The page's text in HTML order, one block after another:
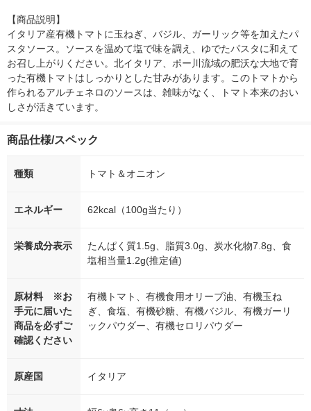
【商品説明】
イタリア産有機トマトに玉ねぎ、バジル、ガーリック等を加えたパ
スタソース。ソースを温めて塩で味を調え、ゆでたパスタに和えて
お召し上がりください。北イタリア、ポー川流域の肥沃な大地で育
った有機トマトはしっかりとした甘みがあります。このトマトから
作られるアルチェネロのソースは、雑味がなく、トマト本来のおい
しさが活きています。
商品仕様/スペック
種類 トマト＆オニオン
エネルギー 62kcal（100g当たり）
栄養成分表示
たんぱく質1.5g、脂質3.0g、炭水化物7.8g、食
塩相当量1.2g(推定値)
原材料 ※お
手元に届いた
商品を必ずご
確認ください
有機トマト、有機食用オリーブ油、有機玉ね
ぎ、食塩、有機砂糖、有機バジル、有機ガーリ
ックパウダー、有機セロリパウダー
原産国 イタリア